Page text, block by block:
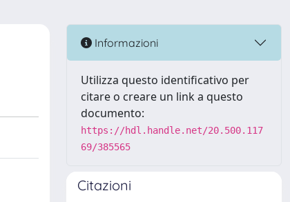
Informazioni
Utilizza questo identificativo per
citare o creare un link a questo
documento:
https://hdl.handle.net/20.500.117
69/385565
Citazioni